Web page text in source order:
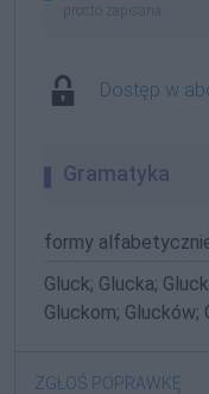
prosto zapisana
Dostęp w
Gramatyka
formy
Gluck; Glucka;
Gluckom; Glucków;
ZGŁOŚ POPRAWKĘ